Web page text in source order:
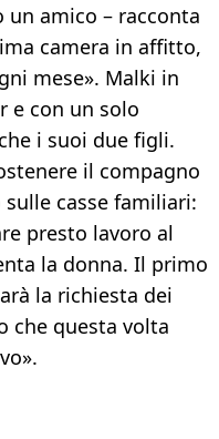
un amico – racconta
camera in affitto,
mese». Malki in
e con un solo
i suoi due figli.
il compagno
casse familiari:
presto lavoro al
la donna. Il primo
la richiesta dei
che questa volta